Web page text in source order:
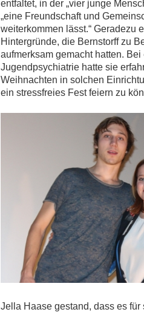
entfaltet, in der „vier junge
„eine Freundschaft und
weiterkommen lässt.“ Geradezu
Hintergründe, die Bernstorff zu
aufmerksam gemacht hatten.
Jugendpsychiatrie hatte sie
Weihnachten in solchen
ein stressfreies Fest feiern zu
Jella Haase gestand, dass es für